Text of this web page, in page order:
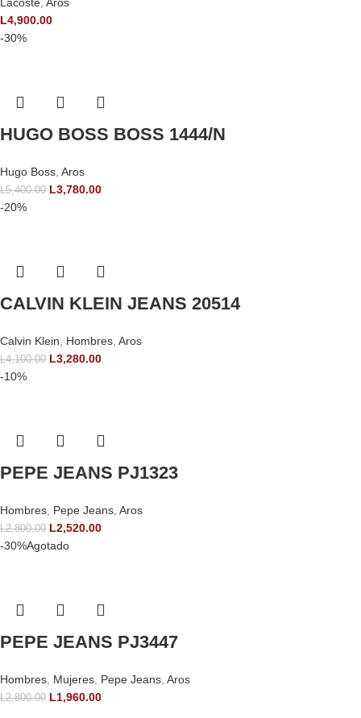
Lacoste, Aros
L4,900.00
-30%
HUGO BOSS BOSS 1444/N
Hugo Boss, Aros
L5,400.00 L3,780.00
-20%
CALVIN KLEIN JEANS 20514
Calvin Klein, Hombres, Aros
L4,100.00 L3,280.00
-10%
PEPE JEANS PJ1323
Hombres, Pepe Jeans, Aros
L2,800.00 L2,520.00
-30%Agotado
PEPE JEANS PJ3447
Hombres, Mujeres, Pepe Jeans, Aros
L2,800.00 L1,960.00